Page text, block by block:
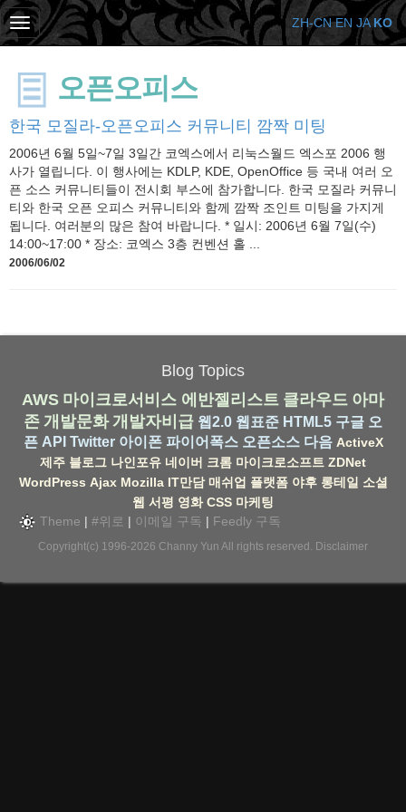
오픈오피스
한국 모질라-오픈오피스 커뮤니티 깜짝 미팅
2006년 6월 5일~7일 3일간 코엑스에서 리눅스월드 엑스포 2006 행
사가 열립니다. 이 행사에는 KDLP, KDE, OpenOffice 등 국내 여러 오
픈 소스 커뮤니티들이 전시회 부스에 참가합니다. 한국 모질라 커뮤니
티와 한국 오픈 오피스 커뮤니티와 함께 깜짝 조인트 미팅을 가지게
됩니다. 여러분의 많은 참여 바랍니다. * 일시: 2006년 6월 7일(수)
14:00~17:00 * 장소: 코엑스 3층 컨벤션 홀 ...
2006/06/02
Blog Topics
AWS 마이크로서비스 에반젤리스트 클라우드 아마
존 개발문화 개발자비급 웹2.0 웹표준 HTML5 구글 오
픈 API Twitter 아이폰 파이어폭스 오픈소스 다음 ActiveX
제주 블로그 나인포유 네이버 크롬 마이크로소프트 ZDNet
WordPress Ajax Mozilla IT만담 매쉬업 플랫폼 야후 롱테일 소셜
웹 서평 영화 CSS 마케팅
Theme | #위로 | 이메일 구독 | Feedly 구독
Copyright(c) 1996-2026 Channy Yun All rights reserved. Disclaimer
ZH-CN EN JA KO